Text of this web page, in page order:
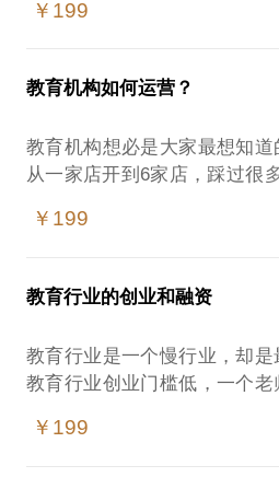
不高，只要有场地有老师就
都有很多学问。火星人虽然在
也是优胜劣汰后剩下的。全国
我将为你把脉
看看你所拥有的资源是否合适
￥199
教育机构如何运营？
教育机构想必是大家最想知
从一家店开到6家店，踩过很
那么教育机构应该如何运营呢？
是否必须买流量
什么样的流量是最有效的
￥199
教育行业的创业和融资
教育行业是一个慢行业，却是
教育行业创业门槛低，一个
我是否应该选择教育行业作为
￥199